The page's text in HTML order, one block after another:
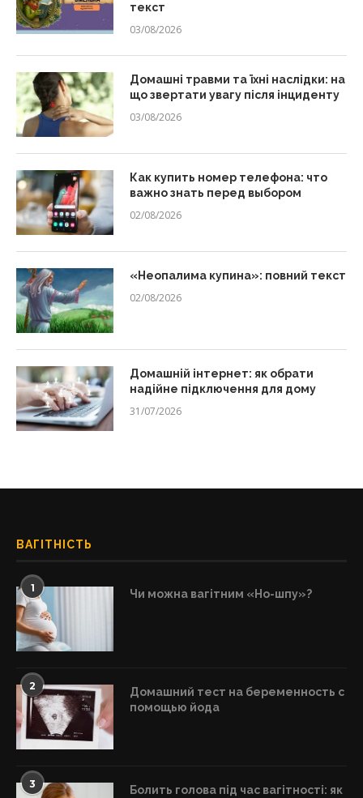
текст
03/08/2026
Домашні травми та їхні наслідки: на
що звертати увагу після інциденту
03/08/2026
Как купить номер телефона: что
важно знать перед выбором
02/08/2026
«Неопалима купина»: повний текст
02/08/2026
Домашній інтернет: як обрати
надійне підключення для дому
31/07/2026
ВАГІТНІСТЬ
1 Чи можна вагітним «Но-шпу»?
2
Домашний тест на беременность с
помощью йода
3
Болить голова під час вагітності: як